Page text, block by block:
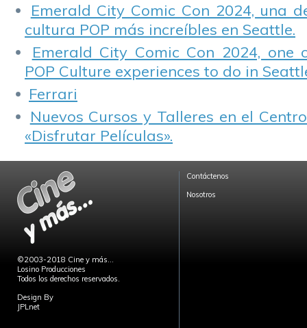
Emerald City Comic Con 2024, una
cultura POP más increíbles en Seattle.
Emerald City Comic Con 2024,
POP Culture experiences to do in
Ferrari
Nuevos Cursos y Talleres en el
«Disfrutar Películas».
©2003-2018 Cine y más...
Losino Producciones
Todos los derechos reservados.
Design By
JPLnet
Contáctenos
Nosotros